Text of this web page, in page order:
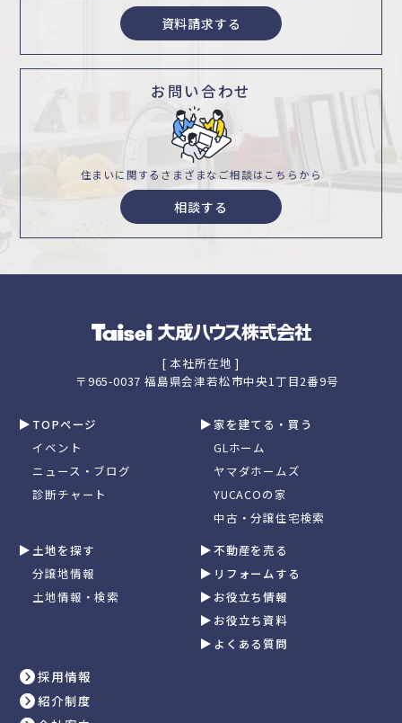
資料請求する
お問い合わせ
住まいに関するさまざまな ご相談はこちらから
相談する
[ 本社所在地 ]
〒965-0037 福島県会津若松市中央1丁目2番9号
TOPページ
イベント
ニュース・ブログ
診断チャート
家を建てる・買う
GLホーム
ヤマダホームズ
YUCACOの家
中古・分譲住宅検索
土地を探す
分譲地情報
土地情報・検索
不動産を売る
リフォームする
お役立ち情報
お役立ち資料
よくある質問
採用情報
紹介制度